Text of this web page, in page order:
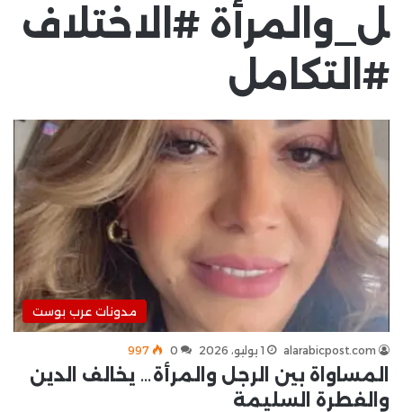
ل_والمرأة #الاختلاف
#التكامل
مدونات عرب بوست
alarabicpost.com 1 يوليو، 2026 0
997
المساواة بين الرجل والمرأة… يخالف الدين
والفطرة السليمة